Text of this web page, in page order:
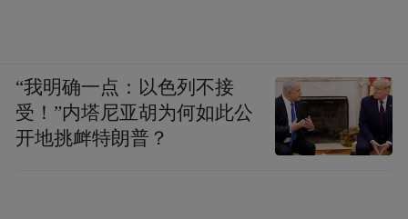
“我明确一点：以色列不接
受！”内塔尼亚胡为何如此公
开地挑衅特朗普？